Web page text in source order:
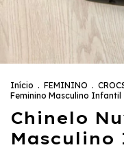
Início . FEMININO .
Feminino Masculino Infantil
Chinelo
Masculino